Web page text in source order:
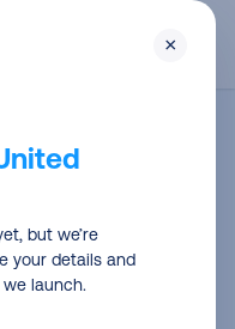
×
but we’re
your details and
launch.